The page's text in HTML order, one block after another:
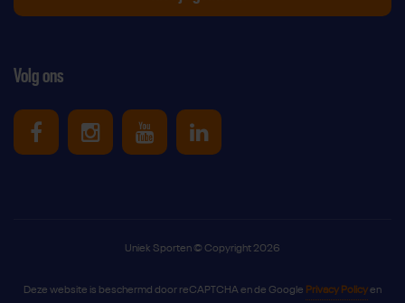
Volg ons
Uniek Sporten op Facebook
Uniek Sporten op Instagram
Uniek Sporten op Youtube
Uniek Sporten op
Uniek Sporten © Copyright 2026
Deze website is beschermd door reCAPTCHA en de Google Privacy Policyen